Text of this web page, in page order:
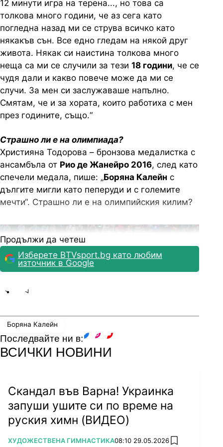
12 минути игра на терена..., но това са
толкова много години, че аз сега като
погледна назад ми се струва всичко като
някакъв сън. Все едно гледам на някой друг
живота. Някак си наистина толкова много
неща са ми се случили за тези 18 години, че се
чудя дали и какво повече може да ми се
случи. За мен си заслужаваше напълно.
Смятам, че и за хората, които работиха с мен
през годините, също.“
Страшно ли е на олимпиада?
Християна Тодорова – бронзова медалистка с
ансамбъла от Рио де Жанейро 2016, след като
спечели медала, пише: „Боряна Калейн с
дългите мигли като пеперуди и с големите
мечти“. Страшно ли е на олимпийския килим?
"Сега в Париж - не. В Токио ми се струваше
страшно от гледна точка на това дали аз ще
успея да оправдая очакванията и дали по-
съответно България. Но всъщност това е
Продължи да четеш
Изберете BTVsport.bg като любим
източник в Google
Боряна Калейн
Последвайте ни в:
ВСИЧКИ НОВИНИ
Скандал във Варна! Украинка
запуши ушите си по време на
руския химн (ВИДЕО)
ПОВЕЧЕ ОТ
ХУДОЖЕСТВЕНА ГИМНАСТИКА08:10 29.05.2026 add favorites